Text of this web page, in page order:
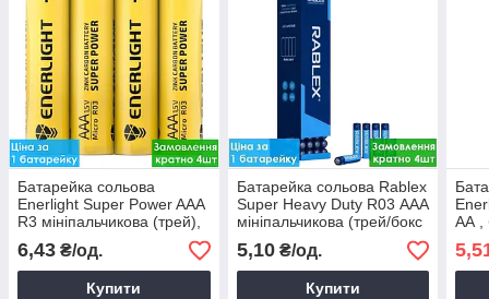
Батарейка сольова
Enerlight Super Power AAA
R3 мініпальчикова (трей),
сольові батарейки для
пультів
6,43 ₴/од.
Купити
Батарейка сольова Rablex
Super Heavy Duty R03 ААА
мініпальчикова (трей/бокс
навісний)
5,10₴/од.
Купити
АА ,